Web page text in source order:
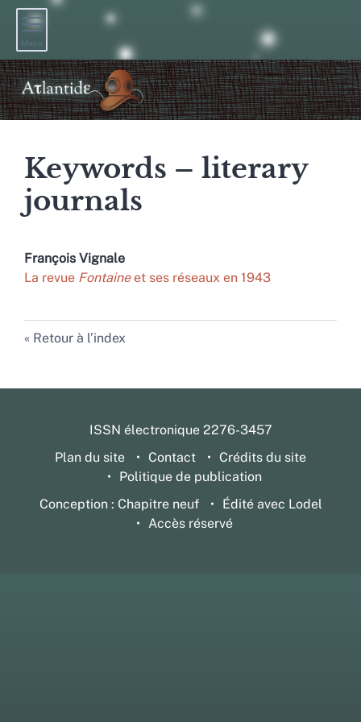
Menu
Keywords – literary
journals
François Vignale
La revue Fontaineet ses réseaux en 1943
Retour à l’index
ISSN électronique 2276-3457
Plan du site
Contact
Crédits du site
Politique de publication
Conception : Chapitre neuf
Édité avec Lodel
Accès réservé